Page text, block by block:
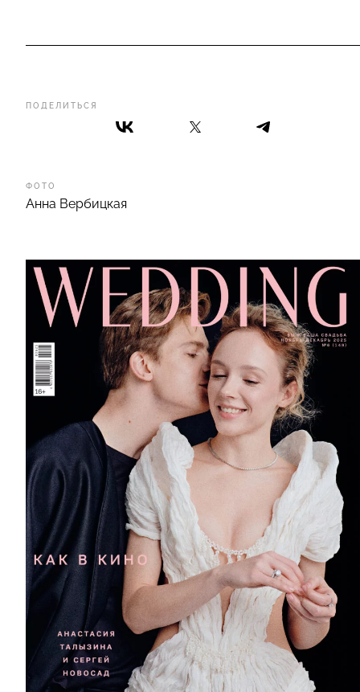
ПОДЕЛИТЬСЯ
ФОТО
Анна Вербицкая